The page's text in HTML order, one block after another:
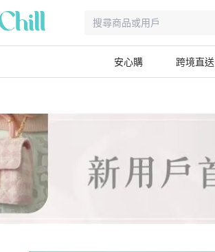
安心購 跨境直送